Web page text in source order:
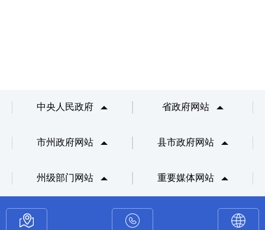
中央人民政府 省政府网站
市州政府网站 县市政府网站
州级部门网站 重要媒体网站